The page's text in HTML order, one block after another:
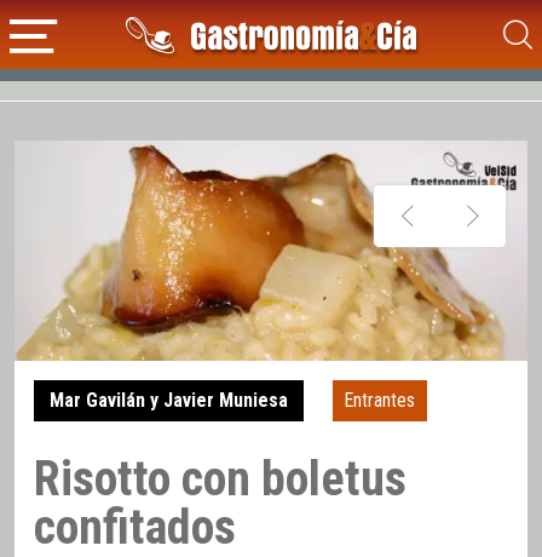
Mar Gavilán y Javier Muniesa Entrantes
Risotto con boletus
confitados